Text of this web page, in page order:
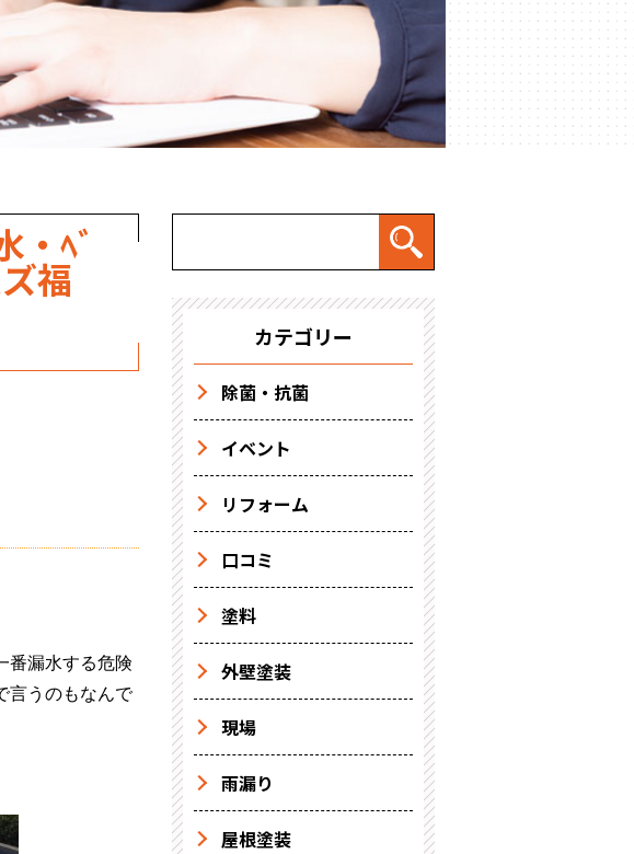
・ﾍﾞ
福
番漏水する危険
言うのもなんで
カテゴリー
除菌・抗菌
イベント
リフォーム
口コミ
塗料
外壁塗装
現場
雨漏り
屋根塗装